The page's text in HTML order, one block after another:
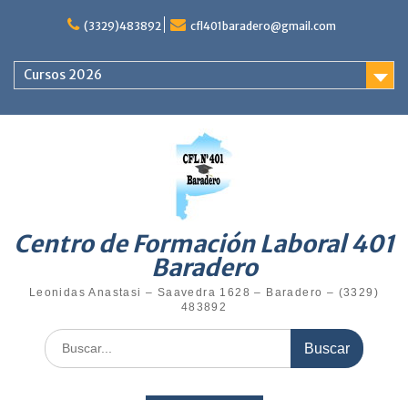
(3329)483892 cfl401baradero@gmail.com
Cursos 2026
Centro de Formación Laboral 401
Baradero
Leonidas Anastasi – Saavedra 1628 – Baradero – (3329)
483892
Buscar: